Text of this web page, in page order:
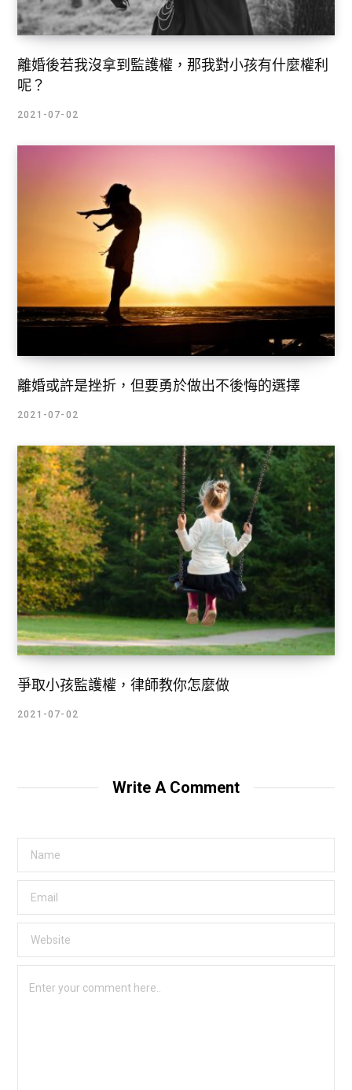
離婚後若我沒拿到監護權，那我對小孩有什麼權利
呢？
2021-07-02
離婚或許是挫折，但要勇於做出不後悔的選擇
2021-07-02
爭取小孩監護權，律師教你怎麼做
2021-07-02
Write A Comment